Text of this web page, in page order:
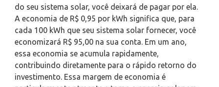
do seu sistema solar, você deixará de pagar por ela.
A economia de R$ 0,95 por kWh significa que, para
cada 100 kWh que seu sistema solar fornecer, você
economizará R$ 95,00 na sua conta. Em um ano,
essa economia se acumula rapidamente,
contribuindo diretamente para o rápido retorno do
investimento. Essa margem de economia é